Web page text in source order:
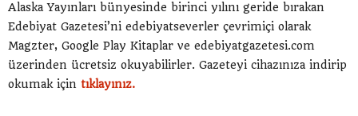
Alaska Yayınları bünyesinde birinci yılını geride bırakan
Edebiyat Gazetesi’ni edebiyatseverler çevrimiçi olarak
Magzter, Google Play Kitaplar ve edebiyatgazetesi.com
üzerinden ücretsiz okuyabilirler. Gazeteyi cihazınıza indirip
okumak için tıklayınız.